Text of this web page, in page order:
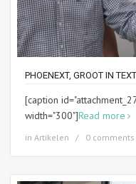
PHOENEXT, GROOT IN
[caption
width="300"]Read more
in Artikelen 0 comments